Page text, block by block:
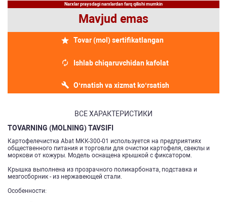
Narxlar praysdagi narxlardan farq qilishi mumkin
Mavjud emas
Tovar (mol) sertifikatlangan
Ishlab chiqaruvchidan kafolat
O‘rnatish va xizmat ko‘rsatish
ВСЕ ХАРАКТЕРИСТИКИ
TOVARNING (MOLNING) TAVSIFI
Картофелечистка Abat МКК-300-01 используется на предприятиях
общественного питания и торговли для очистки картофеля, свеклы и
моркови от кожуры. Модель оснащена крышкой с фиксатором.
Крышка выполнена из прозрачного поликарбоната, подставка и
мезгосборник - из нержавеющей стали.
Особенности: